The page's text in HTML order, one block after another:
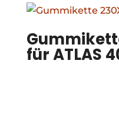
für ATLAS